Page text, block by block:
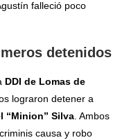
falleció poco
detenidos
DDI de Lomas de
lograron detener a
“Minion” Silva. Ambos
causa y robo